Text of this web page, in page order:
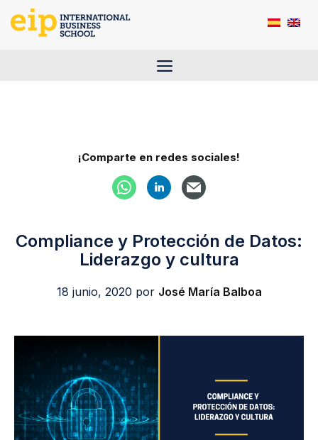
Saltar
Menú
¡Comparte en redes sociales!
Compliance y Protección de Datos:
Liderazgo y cultura
18 junio, 2020 por José María Balboa